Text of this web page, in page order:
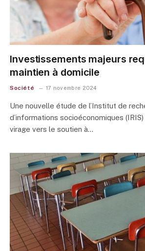
Investissements majeurs
maintien à domicile
Société 17 novembre 2024
Une nouvelle étude de l’Institut de
d’informations socioéconomiques
virage vers le soutien à…